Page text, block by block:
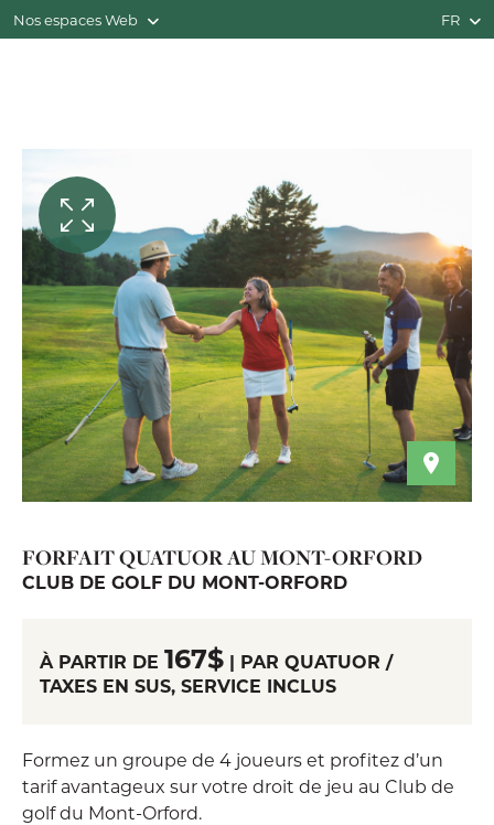
Nos espaces Web FR
FORFAIT QUATUOR AU MONT-ORFORD
CLUB DE GOLF DU MONT-ORFORD
À PARTIR DE 167$ | PAR QUATUOR /
TAXES EN SUS, SERVICE INCLUS
Formez un groupe de 4 joueurs et profitez d’un
tarif avantageux sur votre droit de jeu au Club de
golf du Mont-Orford.